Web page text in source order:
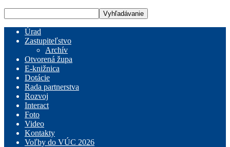
Úrad
Zastupiteľstvo
Archív
Otvorená župa
E-knižnica
Dotácie
Rada partnerstva
Rozvoj
Interact
Foto
Video
Kontakty
Voľby do VÚC 2026